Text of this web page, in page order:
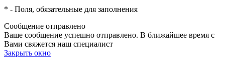
* - Поля, обязательные для заполнения
Сообщение отправлено
Ваше сообщение успешно отправлено. В ближайшее время с
Вами свяжется наш специалист
Закрыть окно